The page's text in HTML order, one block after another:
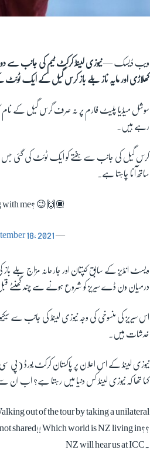
ویب ڈیسک —نیوزی لینڈ کرکٹ ٹیم کی جانب سے
کھلاڑی اور مایہ ناز بلے باز کرس گیل کے ایک ٹوئٹ کے
سوشل میڈیا پلیٹ فارم پر نہ صرف گرس گیل کے نام
رہے ہیں۔
کرس گیل کی جانب سے ہفتے کو ایک ٹوئٹ کی گئی جس
ساتھ آنا چاہتا ہے۔
with me? 😉🙌🏿
— Chris Gayle (@henrygayle)
18, 2021
ویسٹ انڈیز کے سابق کپتان اور جارحانہ مزاج بلے
درمیان ون ڈے سیریز کو شروع ہونے سے چند گھنٹے
اس سیریز کی منسوخی کی وجہ نیوزی لیںڈ کی جانب سے
خدشات ہیں۔
نیوزی لینڈ کے اس اعلان پر پاکستان کرکٹ بورڈ (پی
کہا تھا کہ نیوزی لینڈ کس دنیا میں رہتا ہے؟ اب ان
out of the tour by taking a unilateral
shared!! Which world is NZ living in??
NZ will hear us at ICC.